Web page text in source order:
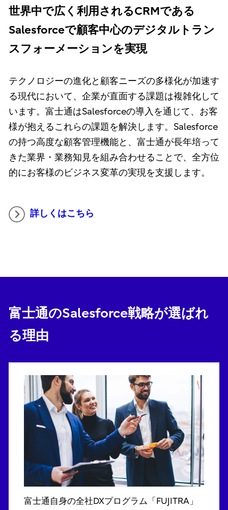
世界中で広く利用されるCRMである
Salesforceで顧客中心のデジタルトラン
スフォーメーションを実現
テクノロジーの進化と顧客ニーズの多様化が加速す
る現代において、企業が直面する課題は複雑化して
います。富士通はSalesforceの導入を通じて、お客
様が抱えるこれらの課題を解決します。Salesforce
の持つ高度な顧客管理機能と、富士通が長年培って
きた業界・業務知見を組み合わせることで、全方位
的にお客様のビジネス変革の実現を支援します。
詳しくはこちら
富士通のSalesforce戦略が選ばれ
る理由
富士通自身の全社DXプログラム「FUJITRA」